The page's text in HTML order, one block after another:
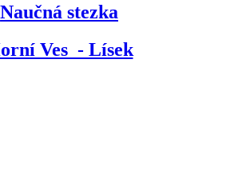
Naučná stezka
Ves - Lísek